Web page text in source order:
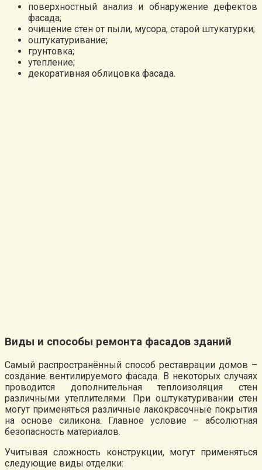
поверхностный анализ и обнаружение дефектов
фасада;
очищение стен от пыли, мусора, старой штукатурки;
оштукатуривание;
грунтовка;
утепление;
декоративная облицовка фасада.
Виды и способы ремонта фасадов зданий
Самый распространённый способ реставрации домов –
создание вентилируемого фасада. В некоторых случаях
проводится дополнительная теплоизоляция стен
различными утеплителями. При оштукатуривании стен
могут применяться различные лакокрасочные покрытия
на основе силикона. Главное условие – абсолютная
безопасность материалов.
Учитывая сложность конструкции, могут применяться
следующие виды отделки: